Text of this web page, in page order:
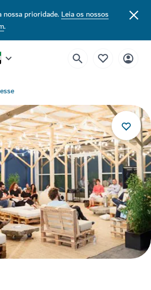
nossa prioridade.Leia os nossos
.